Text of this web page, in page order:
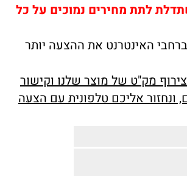
לתת מחירים נמוכים על כל
האינטרנט את ההצעה יותר
מק"ט של מוצר שלנו וקישור
אליכם טלפונית עם הצעה